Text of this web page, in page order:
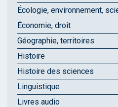
Écologie, environnement,
Économie, droit
Géographie, territoires
Histoire
Histoire des sciences
Linguistique
Livres audio